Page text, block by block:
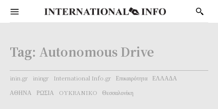
Tag: Autonomous Drive
inin.gr iningr International Info.gr Επικαιρότητα
ΕΛΛΑΔΑ
ΑΘΗΝΑ
ΡΩΣΙΑ OYKRANIKO Θεσσαλονίκη